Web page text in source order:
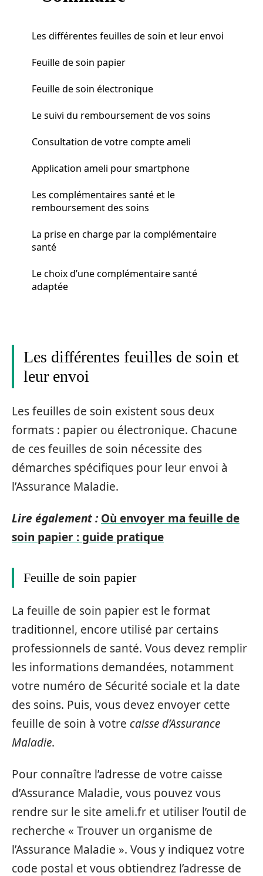
Les différentes feuilles de soin et leur envoi
Feuille de soin papier
Feuille de soin électronique
Le suivi du remboursement de vos soins
Consultation de votre compte ameli
Application ameli pour smartphone
Les complémentaires santé et le
remboursement des soins
La prise en charge par la complémentaire
santé
Le choix d’une complémentaire santé
adaptée
Les différentes feuilles de soin et
leur envoi
Les feuilles de soin existent sous deux
formats : papier ou électronique. Chacune
de ces feuilles de soin nécessite des
démarches spécifiques pour leur envoi à
l’Assurance Maladie.
Lire également : Où envoyer ma feuille de
soin papier : guide pratique
Feuille de soin papier
La feuille de soin papier est le format
traditionnel, encore utilisé par certains
professionnels de santé. Vous devez remplir
les informations demandées, notamment
votre numéro de Sécurité sociale et la date
des soins. Puis, vous devez envoyer cette
feuille de soin à votre caisse d’Assurance
Maladie.
Pour connaître l’adresse de votre caisse
d’Assurance Maladie, vous pouvez vous
rendre sur le site ameli.fr et utiliser l’outil de
recherche « Trouver un organisme de
l’Assurance Maladie ». Vous y indiquez votre
code postal et vous obtiendrez l’adresse de